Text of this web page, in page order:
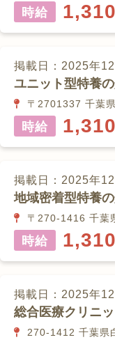
時給
掲載日：2025年12
ユニット型特養
〒2701337 千葉
時給
掲載日：2025年12
地域密着型特養
〒270-1416 千葉
時給
掲載日：2025年12
総合医療クリニ
270-1412 千葉県